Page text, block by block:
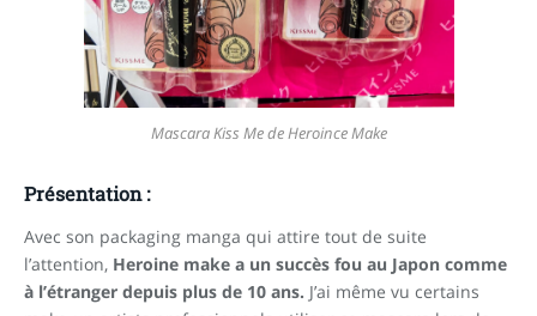
Mascara Kiss Me de Heroince Make
Présentation :
Avec son packaging manga qui attire tout de suite
l’attention, Heroine make a un succès fou au Japon comme
à l’étranger depuis plus de 10 ans. J’ai même vu certains